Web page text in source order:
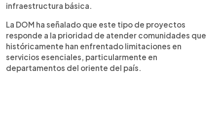
infraestructura básica.
La DOM ha señalado que este tipo de proyectos
responde a la prioridad de atender comunidades que
históricamente han enfrentado limitaciones en
servicios esenciales, particularmente en
departamentos del oriente del país.